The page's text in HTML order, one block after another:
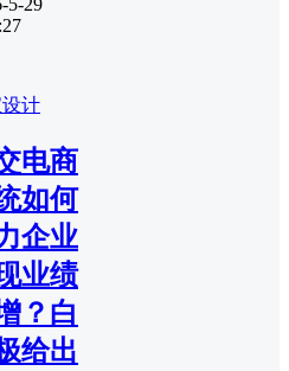
计
电商
如何
企业
业绩
？白
给出